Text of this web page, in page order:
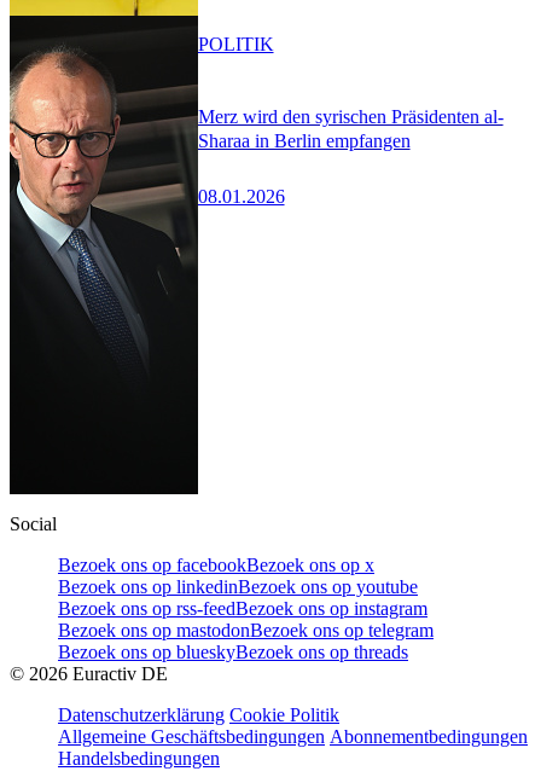
Merz wird den syrischen Präsidenten al-
Sharaa in Berlin empfangen
08.01.2026
POLITIK
Social
Bezoek ons op facebookBezoek ons op x
Bezoek ons op linkedinBezoek ons op youtube
Bezoek ons op rss-feedBezoek ons op instagram
Bezoek ons op mastodonBezoek ons op telegram
Bezoek ons op blueskyBezoek ons op threads
© 2026 Euractiv DE
Datenschutzerklärung Cookie Politik
Allgemeine Geschäftsbedingungen Abonnementbedingungen
Handelsbedingungen